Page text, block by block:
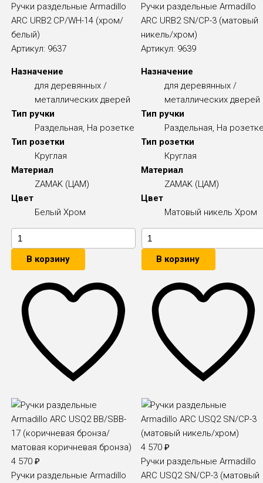
Ручки раздельные Armadillo
ARC URB2 CP/WH-14 (xром/
белый)
Артикул: 9637
Назначение
для деревянных /
металлических дверей
Тип ручки
Раздельная, На розетке
Тип розетки
Круглая
Материал
ZAMAK (ЦАМ)
Цвет
Белый Хром
В корзину
Ручки раздельные Armadillo
ARC URB2 SN/CP-3 (матовый
никель/хром)
Артикул: 9639
Назначение
для деревянных /
металлических дверей
Тип ручки
Раздельная, На
Тип розетки
Круглая
Материал
ZAMAK (ЦАМ)
Цвет
Матовый никель Хром
В корзину
4 570₽
Ручки раздельные Armadillo
4 570₽
Ручки раздельные Armadillo
ARC USQ2 SN/CP-3 (матовый